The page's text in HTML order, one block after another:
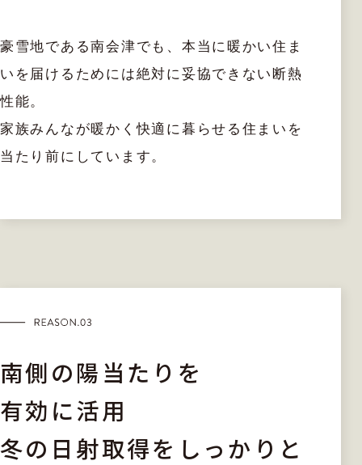
豪雪地である南会津でも、本当に暖かい住ま
いを届けるためには絶対に妥協できない断熱
性能。
家族みんなが暖かく快適に暮らせる住まいを
当たり前にしています。
南側の陽当たりを
有効に活用
冬の日射取得をしっかりと